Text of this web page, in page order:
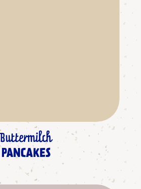
Buttermilch
PANCAKES